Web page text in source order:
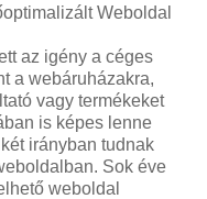
Weboldal
az igény a céges
a webáruházakra,
vagy termékeket
is képes lenne
irányban tudnak
Sok éve
weboldal